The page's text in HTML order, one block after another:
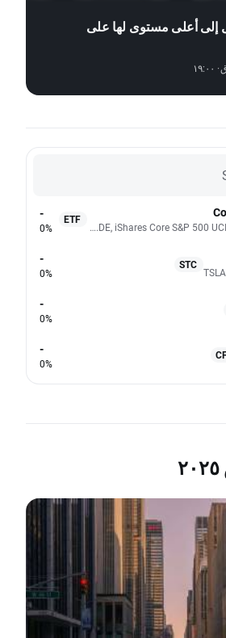
إلى أعلى مستوى لها على
· ١٩:٠٠
SXR8.DE, iShares Core S&P 500 UCITS (Acc EUR)
ETF
-
0%
STC
-
0%
-
0%
-
0%